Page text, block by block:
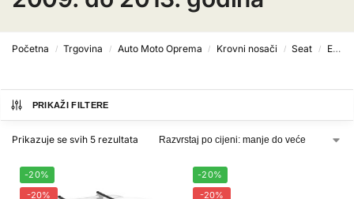
Početna / Trgovina / Auto Moto Oprema / Krovni nosači / Seat / Exeo ST
PRIKAŽI FILTERE
Prikazuje se svih 5 rezultata
-20%
-20%
-20%
-20%